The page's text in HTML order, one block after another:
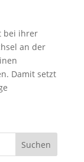
bei ihrer
an der
Damit setzt
Suchen